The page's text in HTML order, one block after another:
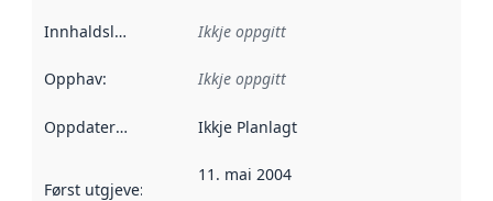
Innhaldsleverandørar :
Ikkje oppgitt
Opphav: Ikkje oppgitt
Oppdateringsfrekvens :
Ikkje Planlagt
Først utgjeve:
11. mai 2004